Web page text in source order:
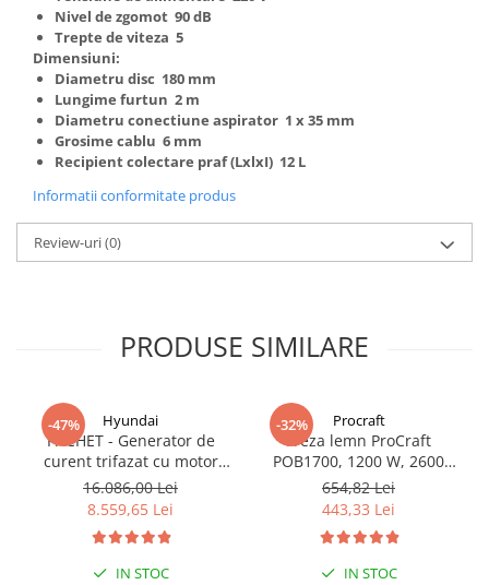
Nivel de zgomot 90 dB
Trepte de viteza 5
Dimensiuni:
Diametru disc 180 mm
Lungime furtun 2 m
Diametru conectiune aspirator 1 x 35 mm
Grosime cablu 6 mm
Recipient colectare praf (LxlxI) 12 L
Informatii conformitate produs
Review-uri(0)
PRODUSE SIMILARE
-47% Hyundai
PACHET - Generator de
curent trifazat cu motor
diesel Hyundai DHY8600SE-
T, putere motor 12 CP,
tensiune 380 / 220 V +
Automatizare trifazata
16.086,00 Lei
8.559,65 Lei
IN STOC
-32% Procraft
Freza lemn ProCraft
POB1700, 1200 W, 2600
Rpm cu 12 freze pentru
lemn incluse in pachet
654,82 Lei
443,33 Lei
IN STOC